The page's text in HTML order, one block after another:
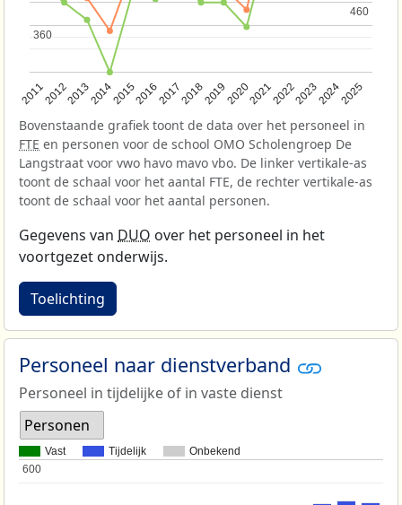
201120122013201420152016201720182019202020212022202320242025
360
360
460
460
Bovenstaande grafiek toont de data over het personeel in
FTE en personen voor de school OMO Scholengroep De
Langstraat voor vwo havo mavo vbo. De linker vertikale-as
toont de schaal voor het aantal FTE, de rechter vertikale-as
toont de schaal voor het aantal personen.
Gegevens van DUO over het personeel in het
voortgezet onderwijs.
Toelichting
Personeel naar dienstverband
Personeel in tijdelijke of in vaste dienst
Personen
Vast Tijdelijk Onbekend
600
600